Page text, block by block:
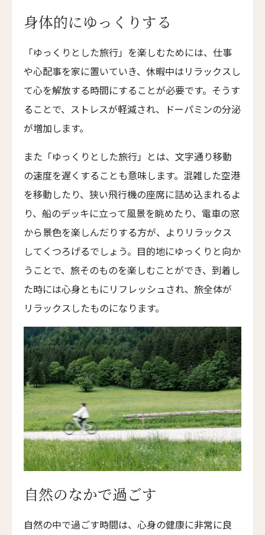
カブ・ホテル・ロードス
メゾン・モーブリュイユ
グランド・パレス・ブルノ
ブ
Ashdown Park Hotel & Country Club
アレクサンダー・ハウス・アンド・ユートピア・ス
パ
Alexander House & Utopia Spa
ザ・ランドマーク・ロードス・ヴィラズ＆スパ
The Landmark Rhodes Villas & Spa, Greece
トラスコリゾート
Trusko Resort
Skýra Retreat
ア・マンドリア・ディ・ムルトリ
A Mandria di Murtoli
イル・ボスカレト・リゾート・アンド・スパ
Il Boscareto Resort & Spa
ニーヴァ・ラブリズ・セイシェル
Niva Labriz Seychelles
アペラシオン ヒールズバーグ
Hotel Casa Huamantla
身体的にゆっくりする
「ゆっくりとした旅行」を楽しむためには、仕事
や心配事を家に置いていき、休暇中はリラックスし
て心を解放する時間にすることが必要です。そうす
ることで、ストレスが軽減され、ドーパミンの分泌
が増加します。
また「ゆっくりとした旅行」とは、文字通り移動
の速度を遅くすることも意味します。混雑した空港
を移動したり、狭い飛行機の座席に詰め込まれるよ
り、船のデッキに立って風景を眺めたり、電車の窓
から景色を楽しんだりする方が、よりリラックス
してくつろげるでしょう。目的地にゆっくりと向か
うことで、旅そのものを楽しむことができ、到着し
た時には心身ともにリフレッシュされ、旅全体が
リラックスしたものになります。
自然のなかで過ごす
自然の中で過ごす時間は、心身の健康に非常に良